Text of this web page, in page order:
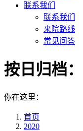
联系我们
联系我们
来院路线
常见问答
按日归档：
你在这里：
首页
2020